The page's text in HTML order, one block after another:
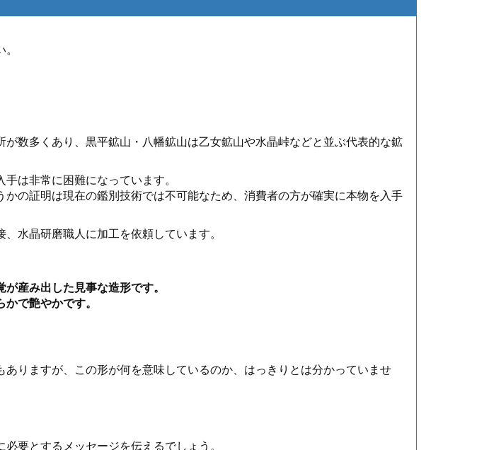
数多くあり、黒平鉱山・八幡鉱山は乙女鉱山や水晶峠などと並ぶ代表的な鉱
は非常に困難になっています。
の証明は現在の鑑別技術では不可能なため、消費者の方が確実に本物を入手
水晶研磨職人に加工を依頼しています。
産み出した見事な造形です。
で艶やかです。
りますが、この形が何を意味しているのか、はっきりとは分かっていませ
要とするメッセージを伝えるでしょう。